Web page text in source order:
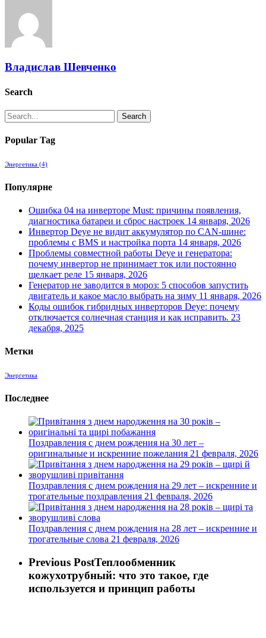
Владислав Шевченко
Search
Search
Popular Tag
Энергетика (4)
Популярне
Ошибка 04 на инверторе Must: причины появления,
диагностика батареи и сброс настроек 14 января, 2026
Инвертор Deye не видит аккумулятор по CAN-шине:
проблемы с BMS и настройка порта 14 января, 2026
Проблемы совместной работы Deye и генератора:
почему инвертор не принимает ток или постоянно
щелкает реле 15 января, 2026
Генератор не заводится в мороз: 5 способов запустить
двигатель и какое масло выбрать на зиму 11 января, 2026
Коды ошибок гибридных инверторов Deye: почему
отключается солнечная станция и как исправить. 23
декабря, 2025
Метки
Энергетика
Последнее
Поздравления с днем рождения на 30 лет –
оригинальные и искренние пожелания 21 февраля, 2026
Поздравления с днем рождения на 29 лет – искренние и
трогательные поздравления 21 февраля, 2026
Поздравления с днем рождения на 28 лет – искренние и
трогательные слова 21 февраля, 2026
Previous PostТеплообменник
кожухотрубный: что это такое, где
используется и принцип работы